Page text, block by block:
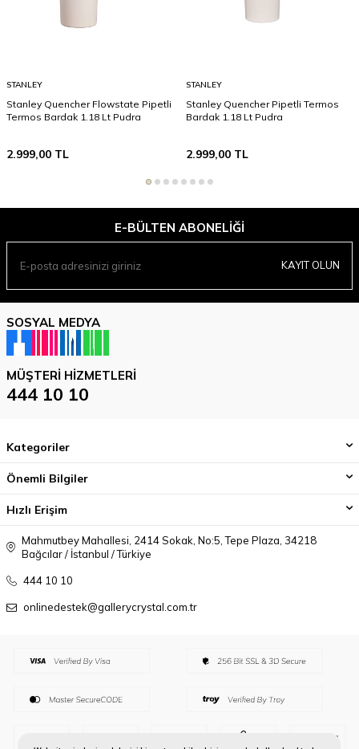
STANLEY
Stanley Quencher Flowstate Pipetli
Termos Bardak 1.18 Lt Pudra
2.999,00 TL
STANLEY
Stanley Quencher Pipetli Termos
Bardak 1.18 Lt Pudra
2.999,00TL
E-BÜLTEN ABONELIĞI
KAYIT OLUN
SOSYAL MEDYA
MÜŞTERI HIZMETLERI
444 10 10
Kategoriler
Önemli Bilgiler
Hızlı Erişim
Mahmutbey Mahallesi, 2414 Sokak, No:5, Tepe Plaza, 34218
Bağcılar / İstanbul / Türkiye
444 10 10
onlinedestek@gallerycrystal.com.tr